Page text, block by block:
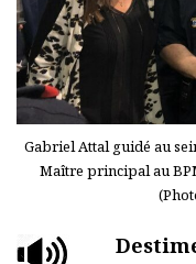
Gabriel Attal guidé au
Maître principal au